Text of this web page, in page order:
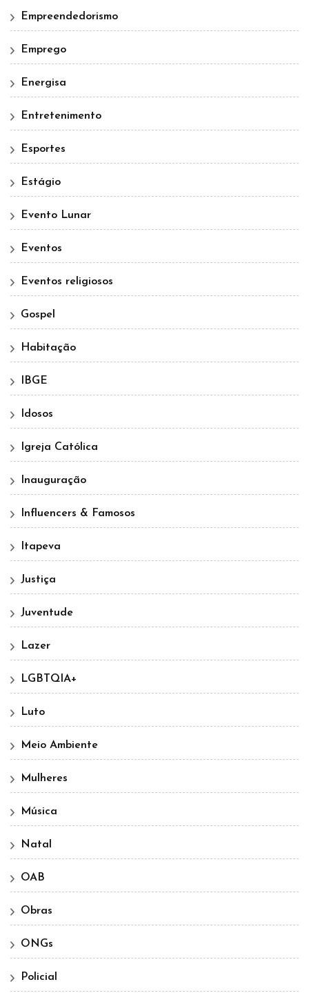
Empreendedorismo
Emprego
Energisa
Entretenimento
Esportes
Estágio
Evento Lunar
Eventos
Eventos religiosos
Gospel
Habitação
IBGE
Idosos
Igreja Católica
Inauguração
Influencers & Famosos
Itapeva
Justiça
Juventude
Lazer
LGBTQIA+
Luto
Meio Ambiente
Mulheres
Música
Natal
OAB
Obras
ONGs
Policial